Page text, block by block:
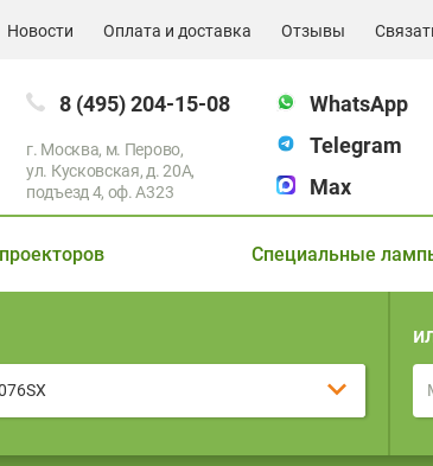
Новости Оплата и доставка Отзывы
8 (495) 204-15-08
г. Москва, м. Перово,
ул. Кусковская, д. 20А,
подъезд 4, оф. A323
WhatsApp
Telegram
Max
Специальные